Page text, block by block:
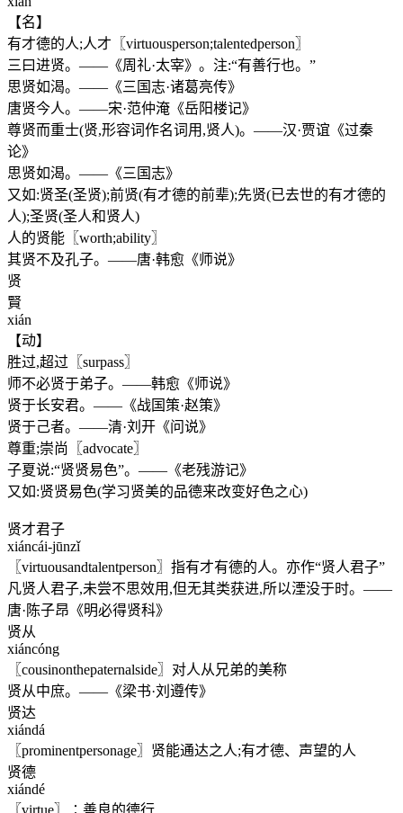
【名】
有才德的人;人才〖virtuousperson;talentedperson〗
三曰进贤。——《周礼·太宰》。注:“有善行也。”
思贤如渴。——《三国志·诸葛亮传》
唐贤今人。——宋·范仲淹《岳阳楼记》
尊贤而重士(贤,形容词作名词用,贤人)。——汉·贾谊《过秦
论》
思贤如渴。——《三国志》
又如:贤圣(圣贤);前贤(有才德的前辈);先贤(已去世的有才德的
人);圣贤(圣人和贤人)
人的贤能〖worth;ability〗
其贤不及孔子。——唐·韩愈《师说》
贤
賢
xián
【动】
胜过,超过〖surpass〗
师不必贤于弟子。——韩愈《师说》
贤于长安君。——《战国策·赵策》
贤于己者。——清·刘开《问说》
尊重;崇尚〖advocate〗
子夏说:“贤贤易色”。——《老残游记》
又如:贤贤易色(学习贤美的品德来改变好色之心)
贤才君子
xiáncái-jūnzǐ
〖virtuousandtalentperson〗指有才有德的人。亦作“贤人君子”
凡贤人君子,未尝不思效用,但无其类获进,所以湮没于时。——
唐·陈子昂《明必得贤科》
贤从
xiáncóng
〖cousinonthepaternalside〗对人从兄弟的美称
贤从中庶。——《梁书·刘遵传》
贤达
xiándá
〖prominentpersonage〗贤能通达之人;有才德、声望的人
贤德
xiándé